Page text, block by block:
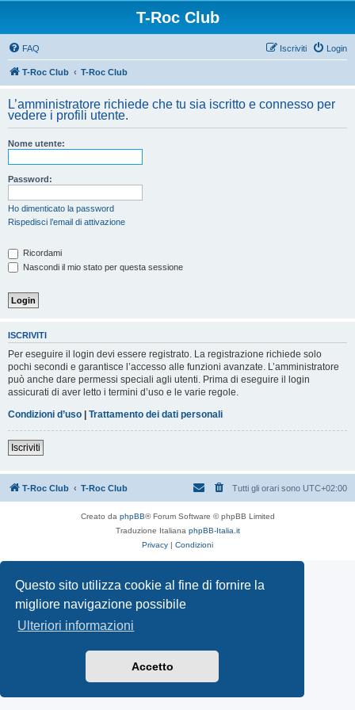
Questo sito utilizza cookie al fine di fornire la
migliore navigazione possibile
Ulteriori informazioni
Accetto
T-Roc Club
FAQ Login
Iscriviti
T-Roc Club T-Roc Club
L’amministratore richiede che tu sia iscritto e connesso per
vedere i profili utente.
Nome utente:
Password:
Ho dimenticato la password
Rispedisci l’email di attivazione
Ricordami
Nascondi il mio stato per questa sessione
ISCRIVITI
Per eseguire il login devi essere registrato. La registrazione richiede solo
pochi secondi e garantisce l’accesso alle funzioni avanzate. L’amministratore
può anche dare permessi speciali agli utenti. Prima di eseguire il login
assicurati di aver letto i termini d’uso e le varie regole.
Condizioni d’uso | Trattamento dei dati personali
Iscriviti
T-Roc Club T-Roc Club Tutti gli orari sono UTC+02:00
Creato da phpBB® Forum Software © phpBB Limited
Traduzione Italiana phpBB-Italia.it
Privacy | Condizioni